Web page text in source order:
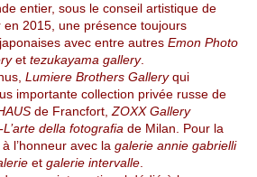
entier, sous le conseil artistique de
en 2015, une présence toujours
avec entre autres Emon Photo
et tezukayama gallery.
Lumiere Brothers Galleryqui
importante collection privée russe de
de Francfort, ZOXX Gallery
della fotografia de Milan. Pour la
l’honneur avec la galerie annie gabrielli
et galerie intervalle